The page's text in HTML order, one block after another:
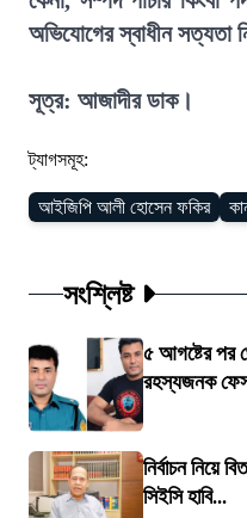
অভিযোগের স্বাধীন সত্যতা
সূত্র: আজাদীর ডাক।
ট্যাগসমূহ:
আইজিপি আলী হোসেন ফকির
সংশ্লিষ্ট
৫ আগষ্টের পর
রহস্যজনক
নির্বাচন নিয়ে
সিইসি হাবি...